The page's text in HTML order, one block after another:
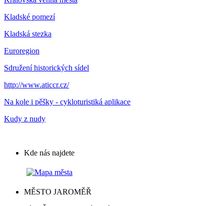
Kladské pomezí
Kladská stezka
Euroregion
Sdružení historických sídel
http://www.aticcr.cz/
Na kole i pěšky - cykloturistiká aplikace
Kudy z nudy
Kde nás najdete
MĚSTO JAROMĚŘ